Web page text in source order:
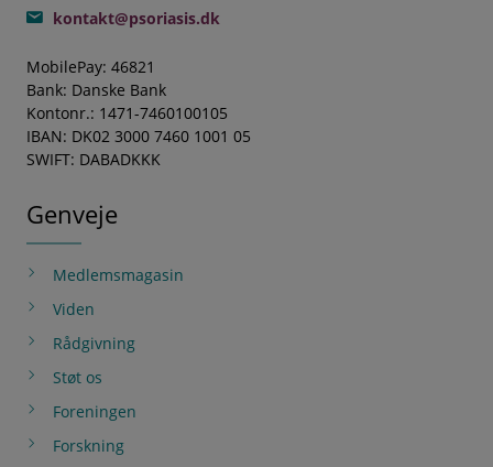
kontakt@psoriasis.dk
MobilePay: 46821
Bank: Danske Bank
Kontonr.: 1471-7460100105
IBAN: DK02 3000 7460 1001 05
SWIFT: DABADKKK
Genveje
Medlemsmagasin
Viden
Rådgivning
Støt os
Foreningen
Forskning